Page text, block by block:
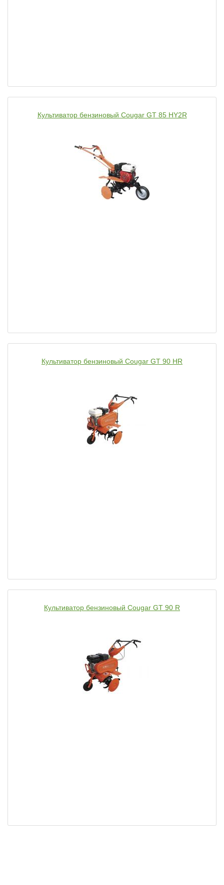
Культиватор бензиновый Cougar GT 85 HY2R
Культиватор бензиновый Cougar GT 90 HR
Культиватор бензиновый Cougar GT 90 R